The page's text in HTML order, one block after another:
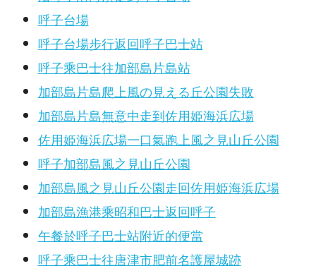
呼子台場
呼子台場步行返回呼子巴士站
呼子乘巴士往加部島片島站
加部島片島爬上風の見える丘公園失敗
加部島片島無意中走到佐用姫海浜広場
佐用姫海浜広場一口氣跑上風之見山丘公園
呼子加部島風之見山丘公園
加部島風之見山丘公園走回佐用姫海浜広場
加部島漁港乘昭和巴士返回呼子
午餐於呼子巴士站附近的便當
呼子乘巴士往唐津市肥前名護屋城跡